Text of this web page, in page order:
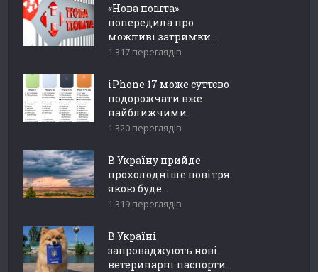
«Нова пошта»
попередила про
можливі затримки...
1 317 переглядів
iPhone 17 може суттєво
подорожчати вже
найближчими...
1 320 переглядів
В Україну прийде
прохолодніше повітря:
якою буде...
1 319 переглядів
В Україні
запроваджують нові
ветеринарні паспорти...